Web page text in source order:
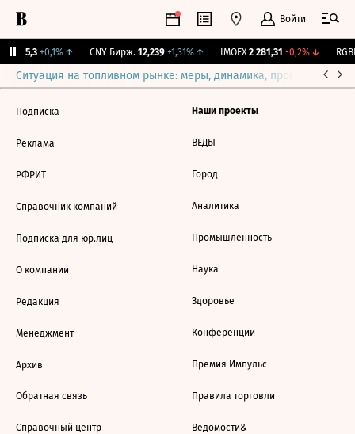
Войти
115,3 +0,1%↑ CNY Бирж. 12,239 +1,31%↑ IMOEX 2 281,31 -0,2%↓
Ситуация на топливном рынке: меры, динамика, прогнозы
Подписка
Реклама
РФРИТ
Справочник компаний
Подписка для юр.лиц
О компании
Редакция
Менеджмент
Архив
Обратная связь
Справочный центр
Наши проекты
ВЕДЫ
Город
Аналитика
Промышленность
Наука
Здоровье
Конференции
Премия Импульс
Правила торговли
Ведомости&